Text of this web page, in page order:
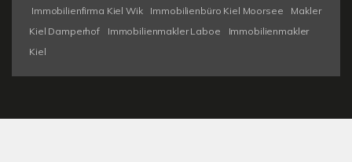
Immobilienfirma Kiel Wik
Immobilienbüro Kiel Moorsee
Makler
Kiel Damperhof
Immobilienmakler Laboe
Immobilienmakler
Kiel